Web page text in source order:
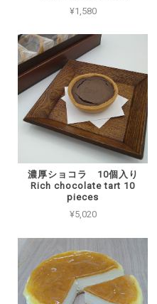
¥1,580
濃厚ショコラ 10個入り
Rich chocolate tart 10
pieces
¥5,020